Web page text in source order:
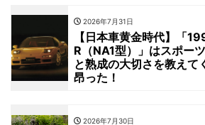
2026年7月31日
【日本車黄金時代】「
R（NA1型）」はスポー
と熟成の大切さを教えて
昂った！
2026年7月30日